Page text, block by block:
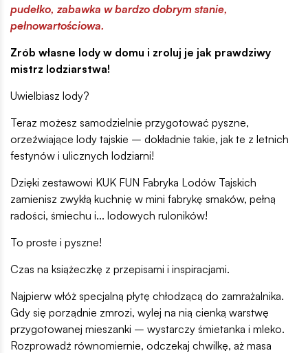
pudełko, zabawka w bardzo dobrym stanie,
pełnowartościowa.
Zrób własne lody w domu i zroluj je jak prawdziwy
mistrz lodziarstwa!
Uwielbiasz lody?
Teraz możesz samodzielnie przygotować pyszne,
orzeźwiające lody tajskie – dokładnie takie, jak te z letnich
festynów i ulicznych lodziarni!
Dzięki zestawowi KUK FUN Fabryka Lodów Tajskich
zamienisz zwykłą kuchnię w mini fabrykę smaków, pełną
radości, śmiechu i... lodowych ruloników!
To proste i pyszne!
Czas na książeczkę z przepisami i inspiracjami.
Najpierw włóż specjalną płytę chłodzącą do zamrażalnika.
Gdy się porządnie zmrozi, wylej na nią cienką warstwę
przygotowanej mieszanki – wystarczy śmietanka i mleko.
Rozprowadź równomiernie, odczekaj chwilkę, aż masa